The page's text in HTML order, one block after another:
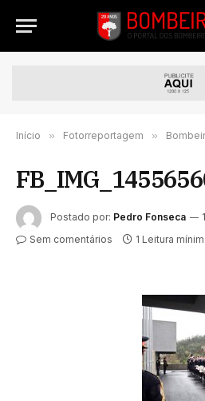
Início » Fotorreportagem » Bombeiros de
Postado por: Pedro Fonseca
Sem comentários
1 Leitura